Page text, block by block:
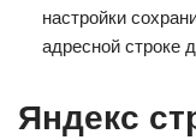
настройки
адресной строке
Яндекс